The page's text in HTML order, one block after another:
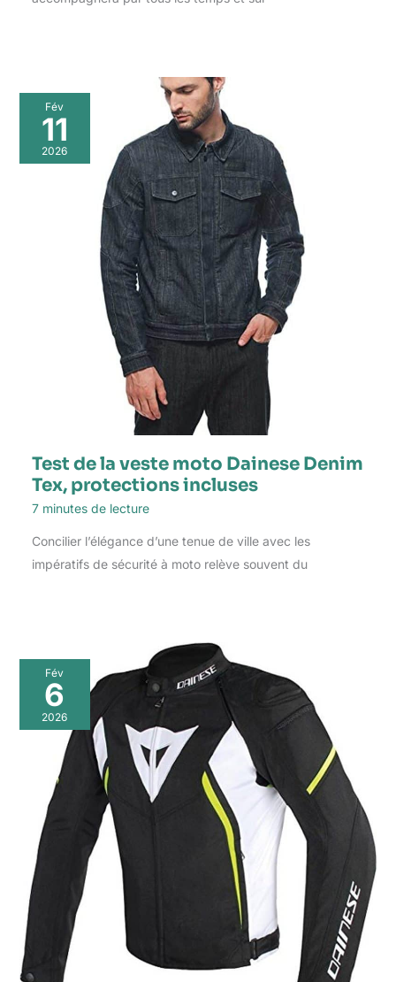
Fév
11
2026
Test de la veste moto Dainese Denim
Tex, protections incluses
7 minutes de lecture
Concilier l’élégance d’une tenue de ville avec les
impératifs de sécurité à moto relève souvent du
Fév
6
2026